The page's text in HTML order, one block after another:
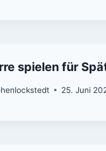
spielen für
25. Juni